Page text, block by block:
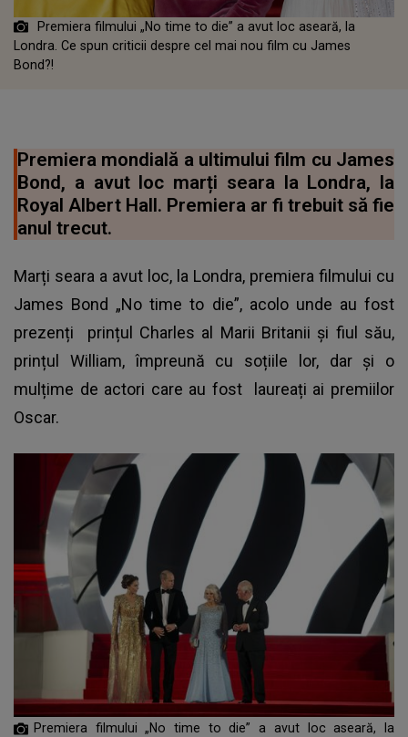
Premiera filmului „No time to die” a avut loc aseară, la
Londra. Ce spun criticii despre cel mai nou film cu James
Bond?!
Premiera mondială a ultimului film cu James
Bond, a avut loc marți seara la Londra, la
Royal Albert Hall. Premiera ar fi trebuit să fie
anul trecut.
Marți seara a avut loc, la Londra, premiera filmului cu
James Bond „No time to die”, acolo unde au fost
prezenți prințul Charles al Marii Britanii și fiul său,
prințul William, împreună cu soțiile lor, dar și o
mulțime de actori care au fost laureați ai premiilor
Oscar.
Premiera filmului „No time to die” a avut loc aseară, la